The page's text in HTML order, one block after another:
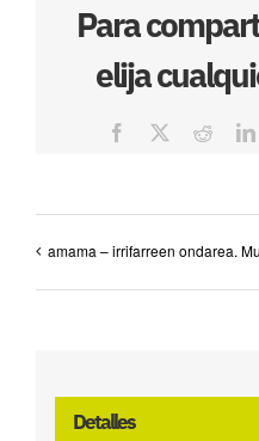
Para
elija
Facebook Reddit
amama – irrifarreen ondarea.
Detalles